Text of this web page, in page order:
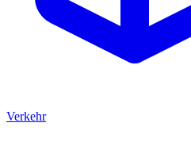
Verkehr